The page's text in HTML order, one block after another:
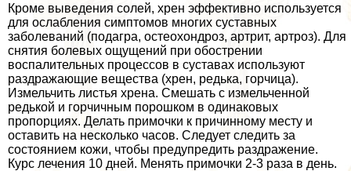
Кроме выведения солей, хрен эффективно используется
для ослабления симптомов многих суставных
заболеваний (подагра, остеохондроз, артрит, артроз). Для
снятия болевых ощущений при обострении
воспалительных процессов в суставах используют
раздражающие вещества (хрен, редька, горчица).
Измельчить листья хрена. Смешать с измельченной
редькой и горчичным порошком в одинаковых
пропорциях. Делать примочки к причинному месту и
оставить на несколько часов. Следует следить за
состоянием кожи, чтобы предупредить раздражение.
Курс лечения 10 дней. Менять примочки 2-3 раза в день.